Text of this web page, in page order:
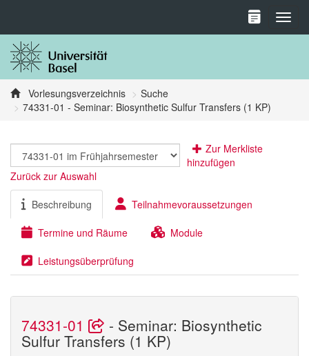
Vorlesungsverzeichnis
Suche
74331-01 - Seminar: Biosynthetic Sulfur Transfers (1 KP)
Zur Merkliste
hinzufügen
Zurück zur Auswahl
Beschreibung Teilnahmevoraussetzungen
Termine und Räume Module
Leistungsüberprüfung
74331-01 - Seminar: Biosynthetic
Sulfur Transfers (1 KP)